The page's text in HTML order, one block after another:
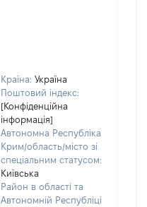
Країна: Україна
Поштовий індекс:
[Конфіденційна
інформація]
Автономна Республіка
Крим/область/місто зі
спеціальним статусом:
Київська
Район в області та
Автономній Республіці